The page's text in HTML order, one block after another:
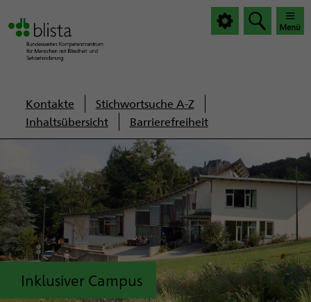
Servicenavigation
Kontakte
Stichwortsuche A-Z
Inhaltsübersicht
Barrierefreiheit
Inklusiver Campus